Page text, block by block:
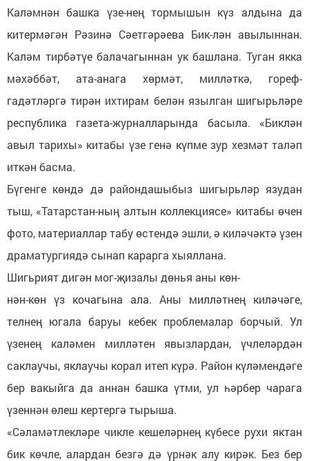
Каләмнән башка үзе-нең тормышын күз алдына да
китермәгән Рәзинә Сәетгәрәева Бик-лән авылыннан.
Каләм тирбәтүе балачагыннан ук башлана. Туган якка
мәхәббәт, ата-анага хөрмәт, милләткә, гореф-
гадәтләргә тирән ихтирам белән язылган шигырьләре
республика газета-журналларында басыла. «Биклән
авыл тарихы» китабы үзе генә күпме зур хезмәт таләп
иткән басма.
Бүгенге көндә дә райондашыбыз шигырьләр язудан
тыш, «Татарстан-ның алтын коллекциясе» китабы өчен
фото, материаллар табу өстендә эшли, ә киләчәктә үзен
драматургиядә сынап карарга хыяллана.
Шигьрият дигән мог-җизалы дөнья аны көн-
нән-көн үз кочагына ала. Аны милләтнең киләчәге,
телнең югала баруы кебек проблемалар борчый. Ул
үзенең каләмен милләтен явызлардан, үчлеләрдән
саклаучы, яклаучы корал итеп күрә. Район күләмендәге
бер вакыйга да аннан башка үтми, ул һәрбер чарага
үзеннән өлеш кертергә тырыша.
«Сәламәтлекләре чикле кешеләрнең күбесе рухи яктан
бик көчле, алардан безгә дә үрнәк алу кирәк. Без бер